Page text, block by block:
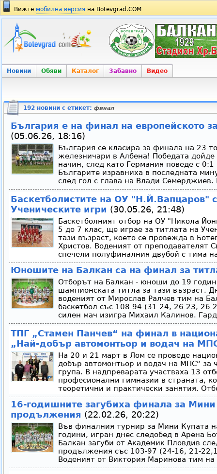
Вижте мобилна версия на Botevgrad.COM
Новини Обяви Каталог Забавно Видео
192 новини с етикет: финал
България е на финал на европейското
(05.06.26, 18:16)
България се класира за финала на 23
железничари в Албена! Победата
начин, след като Германия поведе с
Българите изравниха в последната
след гол с глава на Влади Семерджиев.
Баскетболистите на ОУ "Н.Й.Вапцаров"
Ученическите игри (30.05.26, 21:48)
Баскетболният отбор на ОУ "Никола
5 до 7 клас, ще играе за титлата на
тази възраст, което се провежда в
Христов. Воденият от преподавателят
спечели полуфиналния двубой с тима
Юношите на Балкан са на финал за
Отборът на Балкан - юноши до 19
шампионската титла за тази възраст.
воденият от Мирослав Ралчев тим на
баскетбол със 108-94 (31-24, 26-23,
силен мач изигра Михаил Калинов.
ТПГ „Стамен Панчев“ на финал в
„Най-добър автомонтьор и водач на
На 20 и 21 март в Лом се проведе
добър автомонтьор и водач на МПС“ за
група. В надпреварата участваха 13
професионални гимназии в страната,
теоретични и практически занятия.
16-годишните загубиха финала за
продължения (22.02.26, 20:22)
Във финалния турнир за Мини Купата
години, игран днес следобед в Арена
Балкан загуби от Академик Пловдив
продължения със 103-97 (24-16, 21-
Воденият от Виктория Маринова тим на